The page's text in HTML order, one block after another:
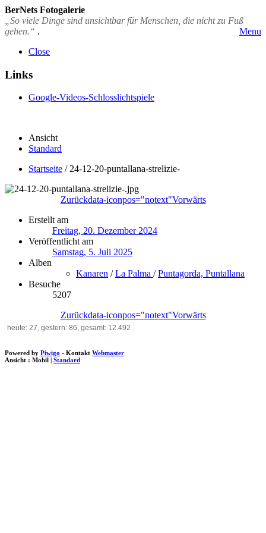
BerNets Fotogalerie
„So viele Dinge sind unsichtbar für Menschen, die nicht zu Fuß
gehen.“ .
Menu
Close
Links
Google-Videos-Schlosslichtspiele
Ansicht
Standard
Startseite /24-12-20-puntallana-strelizie-
Zurückdata-iconpos="notext"Vorwärts
Erstellt am
Freitag, 20. Dezember 2024
Veröffentlicht am
Samstag, 5. Juli 2025
Alben
Kanaren /La Palma /Puntagorda, Puntallana
Besuche
5207
Zurückdata-iconpos="notext"Vorwärts
heute: 27, gestern: 86, gesamt: 12.492
Powered by Piwigo - Kontakt Webmaster
Ansicht : Mobil | Standard